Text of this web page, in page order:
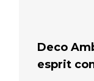
Deco
esprit